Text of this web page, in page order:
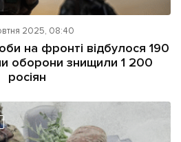
2025, 08:40
на фронті відбулося 190
оборони знищили 1 200
росіян